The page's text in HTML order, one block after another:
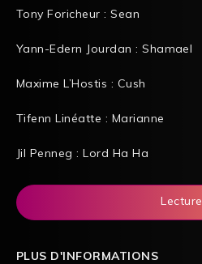
Tony Foricheur : Sean
Yann-Edern Jourdan : Shamael
Maxime L’Hostis : Cush
Tifenn Linéatte : Marianne
Jil Penneg : Lord Ha Ha
Lecture
PLUS D'INFORMATIONS